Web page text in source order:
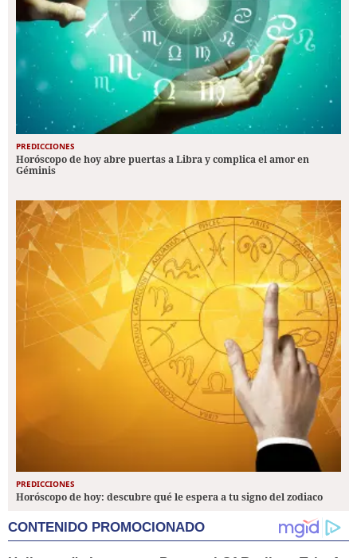
PREDICCIONES
Horóscopo de hoy abre puertas a Libra y complica el amor en
Géminis
PREDICCIONES
Horóscopo de hoy: descubre qué le espera a tu signo del zodiaco
CONTENIDO PROMOCIONADO